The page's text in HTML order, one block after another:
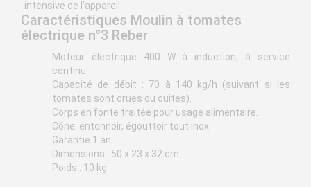
intensive de l'appareil.
Caractéristiques Moulin à tomates
électrique n°3 Reber
Moteur électrique 400 W à induction, à service
continu.
Capacité de débit : 70 à 140 kg/h (suivant si les
tomates sont crues ou cuites).
Corps en fonte traitée pour usage alimentaire.
Cône, entonnoir, égouttoir tout inox.
Garantie 1 an.
Dimensions : 50 x 23 x 32 cm.
Poids : 10 kg.